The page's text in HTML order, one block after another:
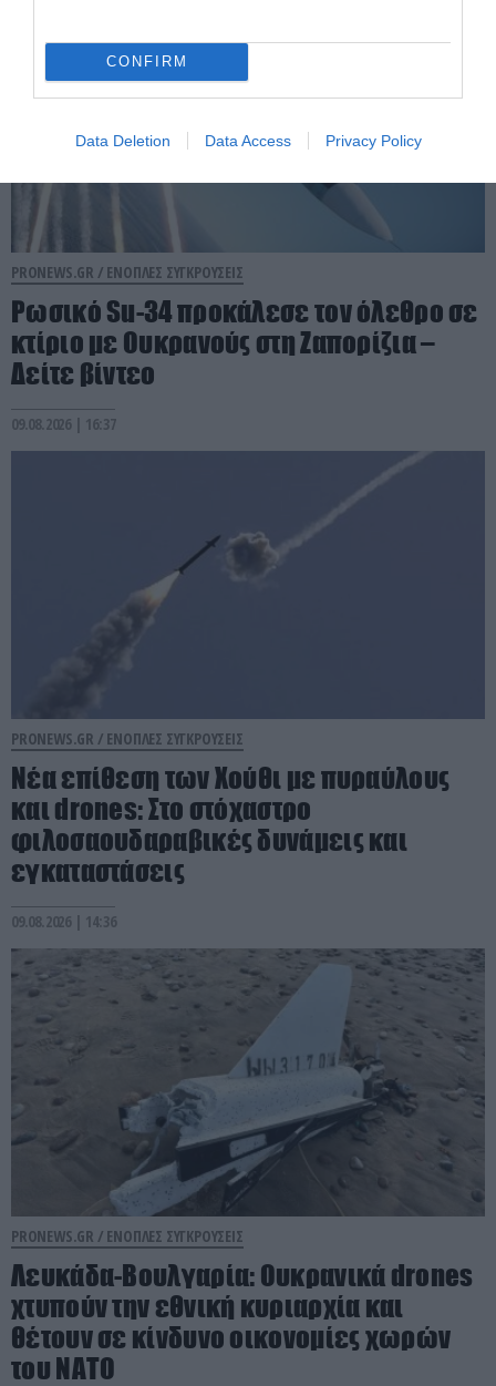
CONFIRM
Data Deletion Data Access Privacy Policy
PRONEWS.GR / ΕΝΟΠΛΕΣ ΣΥΓΚΡΟΥΣΕΙΣ
Ρωσικό Su-34 προκάλεσε τον όλεθρο σε
κτίριο με Ουκρανούς στη Ζαπορίζια –
Δείτε βίντεο
09.08.2026 | 16:37
PRONEWS.GR / ΕΝΟΠΛΕΣ ΣΥΓΚΡΟΥΣΕΙΣ
Νέα επίθεση των Χούθι με πυραύλους
και drones: Στο στόχαστρο
φιλοσαουδαραβικές δυνάμεις και
εγκαταστάσεις
09.08.2026 | 14:36
PRONEWS.GR / ΕΝΟΠΛΕΣ ΣΥΓΚΡΟΥΣΕΙΣ
Λευκάδα-Βουλγαρία: Ουκρανικά drones
χτυπούν την εθνική κυριαρχία και
θέτουν σε κίνδυνο οικονομίες χωρών
του ΝΑΤΟ